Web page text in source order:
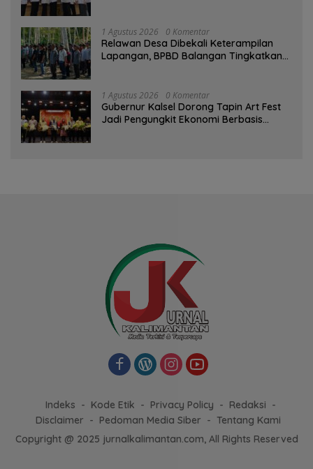
1 Agustus 2026 0 Komentar
Relawan Desa Dibekali Keterampilan
Lapangan, BPBD Balangan Tingkatkan
1 Agustus 2026 0 Komentar
Gubernur Kalsel Dorong Tapin Art Fest
Jadi Pengungkit Ekonomi Berbasis
Indeks Kode Etik Privacy Policy
Redaksi
Disclaimer
Pedoman Media Siber
Tentang Kami
Copyright @ 2025 jurnalkalimantan.com, All Rights Reserved